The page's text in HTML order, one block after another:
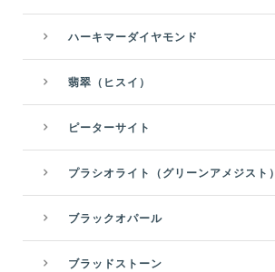
ハーキマーダイヤモンド
翡翠（ヒスイ）
ピーターサイト
プラシオライト（グリーンアメジスト）
ブラックオパール
ブラッドストーン